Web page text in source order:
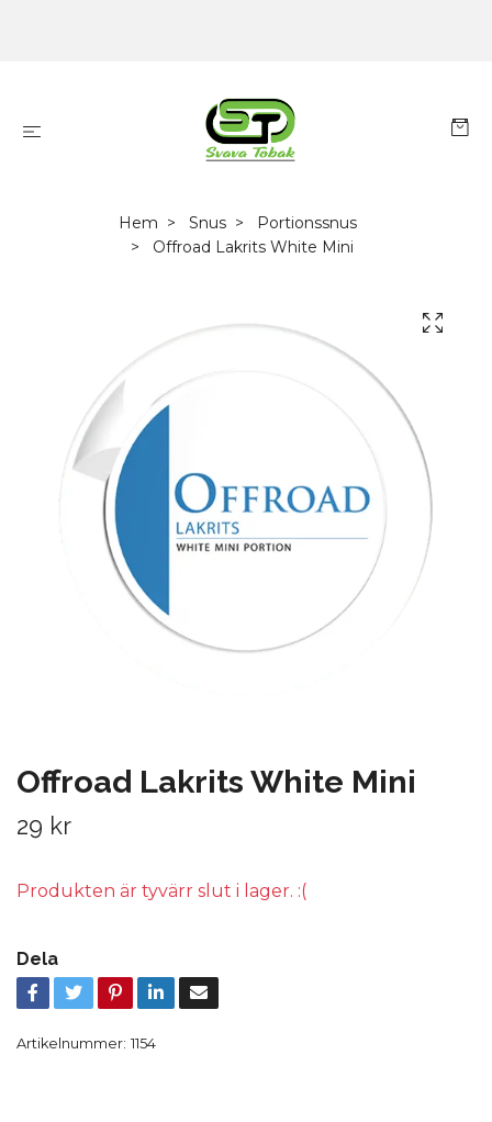
Hem Snus
Portionssnus
Offroad Lakrits White Mini
Offroad Lakrits White Mini
29 kr
Produkten är tyvärr slut i lager. :(
Dela
Artikelnummer: 1154